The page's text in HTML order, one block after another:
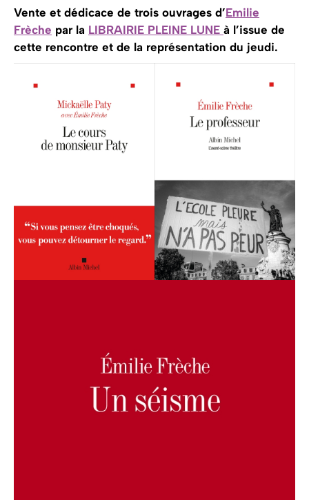
Vente et dédicace de trois ouvrages d’Emilie
Frèche par la LIBRAIRIE PLEINE LUNE à l’issue de
cette rencontre et de la représentation du jeudi.